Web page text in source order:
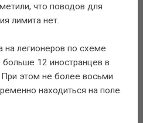
что поводов для
лимита нет.
легионеров по схеме
больше 12 иностранцев в
этом не более восьми
находиться на поле.